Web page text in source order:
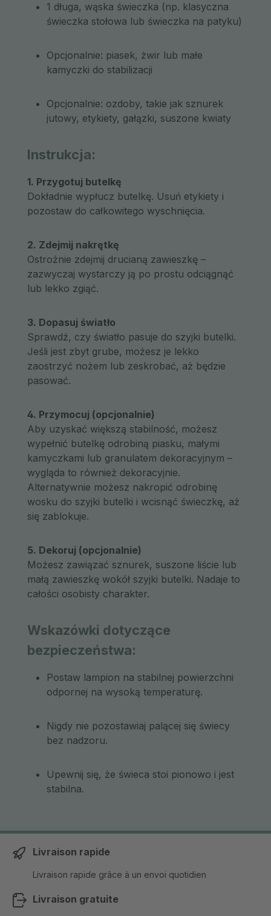
1 długa, wąska świeczka (np. klasyczna
świeczka stołowa lub świeczka na patyku)
Opcjonalnie: piasek, żwir lub małe
kamyczki do stabilizacji
Opcjonalnie: ozdoby, takie jak sznurek
jutowy, etykiety, gałązki, suszone kwiaty
Instrukcja:
1. Przygotuj butelkę
Dokładnie wypłucz butelkę. Usuń etykiety i
pozostaw do całkowitego wyschnięcia.
2. Zdejmij nakrętkę
Ostrożnie zdejmij drucianą zawieszkę –
zazwyczaj wystarczy ją po prostu odciągnąć
lub lekko zgiąć.
3. Dopasuj światło
Sprawdź, czy światło pasuje do szyjki butelki.
Jeśli jest zbyt grube, możesz je lekko
zaostrzyć nożem lub zeskrobać, aż będzie
pasować.
4. Przymocuj (opcjonalnie)
Aby uzyskać większą stabilność, możesz
wypełnić butelkę odrobiną piasku, małymi
kamyczkami lub granulatem dekoracyjnym –
wygląda to również dekoracyjnie.
Alternatywnie możesz nakropić odrobinę
wosku do szyjki butelki i wcisnąć świeczkę, aż
się zablokuje.
5. Dekoruj (opcjonalnie)
Możesz zawiązać sznurek, suszone liście lub
małą zawieszkę wokół szyjki butelki. Nadaje to
całości osobisty charakter.
Wskazówki dotyczące
bezpieczeństwa:
Postaw lampion na stabilnej powierzchni
odpornej na wysoką temperaturę.
Nigdy nie pozostawiaj palącej się świecy
bez nadzoru.
Upewnij się, że świeca stoi pionowo i jest
stabilna.
Livraison rapide
Livraison rapide grâce à un envoi quotidien
Livraison gratuite